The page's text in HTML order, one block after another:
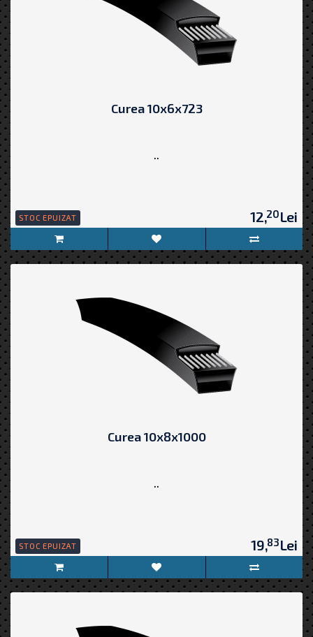
Curea 10x6x723
..
STOC EPUIZAT 12,20Lei
Curea 10x8x1000
..
STOC EPUIZAT 19,83Lei